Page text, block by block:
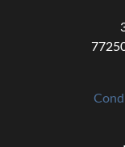
Le Bélial' sur
Tous les articles
La Bibliothèque